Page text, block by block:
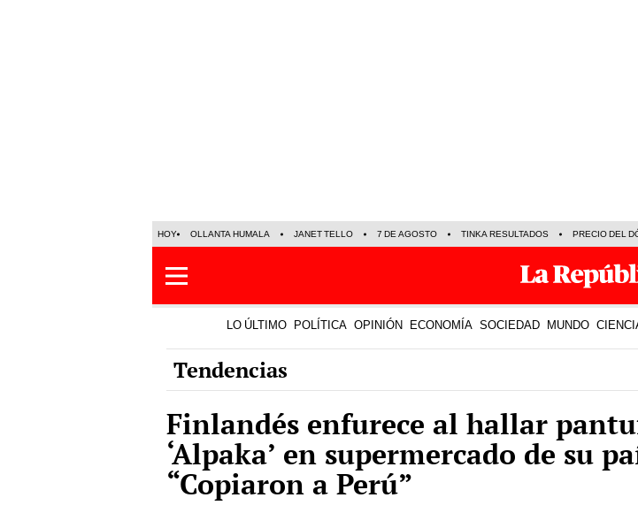
HOY OLLANTA HUMALA JANET TELLO 7 DE AGOSTO TINKA RESULTADOS PRECIO DEL
LO ÚLTIMO POLÍTICA OPINIÓN ECONOMÍA SOCIEDAD MUNDO
Tendencias
Finlandés enfurece al hallar
‘Alpaka’ en supermercado de su
“Copiaron a Perú”